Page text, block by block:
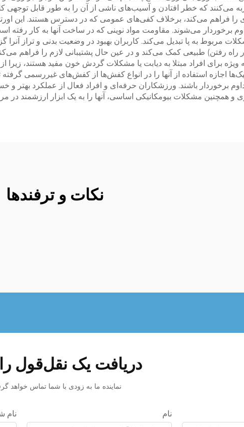
می‌کنند که خطر افتادن و آسیب‌های ناشی از آن را به طور قابل
را فراهم می‌کند، برخلاف کفی‌های عمومی که در دسترس هستند. این
برخوردار می‌شوند. مقاومت مواد نوینی که در ساخت آنها به کار رفته
مربوط به پا تبدیل می‌کند. کاربران بهبود در وضعیت بدنی و تراز
راه رفتن) طبیعی کمک می‌کند و در عین حال پشتیبانی لازم را فراهم
ویژه برای افراد مبتلا به دیابت یا مشکلات گردش خون مفید هستند، زیرا
اجازه استفاده از آنها را در انواع کفش‌ها از کفش‌های غیررسمی
برخوردار باشند. ورزشکاران حرفه‌ای و افراد فعال از عملکرد بهتر و
و همچنین مشکلات بیومکانیکی اساسی، آنها را به یک ابزار ارزشمند
نکات و ترفندها
دریافت یک نقل‌قول
نماینده ما به زودی با شما تماس خواهد
نام نام